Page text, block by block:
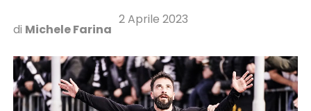
di Michele Farina
2 Aprile 2023